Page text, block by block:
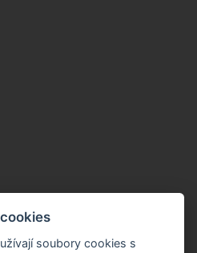
10-16soubory cookies s